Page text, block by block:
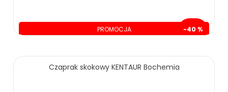
PROMOCJA -40 %
149.99 zł 249.00 zł
Czaprak skokowy KENTAUR Bochemia